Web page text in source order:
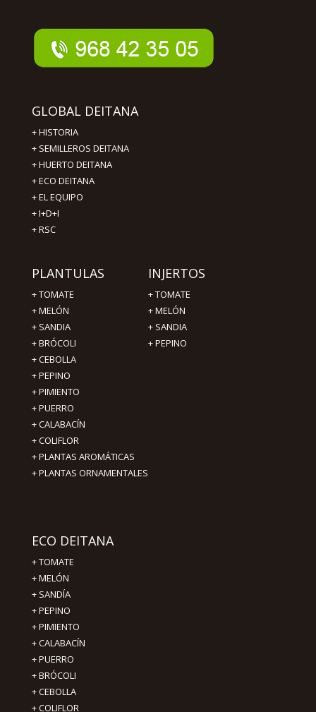
GLOBAL DEITANA
+HISTORIA
+ SEMILLEROS DEITANA
+HUERTO DEITANA
+ECO DEITANA
+EL EQUIPO
+I+D+I
+RSC
PLANTULAS
+TOMATE
+MELÓN
+ SANDIA
+BRÓCOLI
+CEBOLLA
+PEPINO
+PIMIENTO
+ PUERRO
+ CALABACÍN
+ COLIFLOR
+ PLANTAS AROMÁTICAS
+ PLANTAS ORNAMENTALES
INJERTOS
+TOMATE
+MELÓN
+ SANDIA
+PEPINO
ECO DEITANA
+TOMATE
+MELÓN
+ SANDÍA
+PEPINO
+PIMIENTO
+CALABACÍN
+PUERRO
+BRÓCOLI
+CEBOLLA
+COLIFLOR